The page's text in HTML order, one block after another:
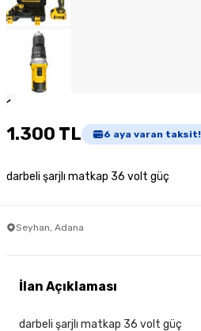
1
1.300 TL 6 aya varan taksit!
darbeli şarjlı matkap 36 volt güç
Seyhan, Adana
İlan Açıklaması
darbeli şarjlı matkap 36 volt güç